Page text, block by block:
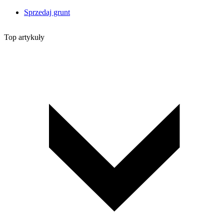
Sprzedaj grunt
Top artykuły